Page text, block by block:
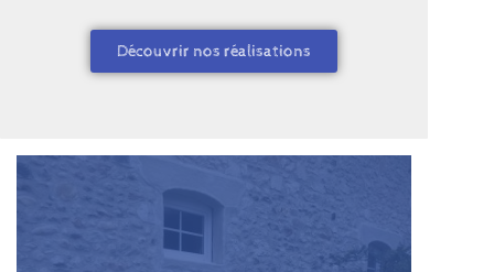
Découvrir nos réalisations